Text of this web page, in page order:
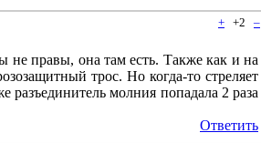
+ +2 –
не правы, она там есть. Также как и на
трос. Но когда-то стреляет
разъединитель молния попадала 2 раза
Ответить